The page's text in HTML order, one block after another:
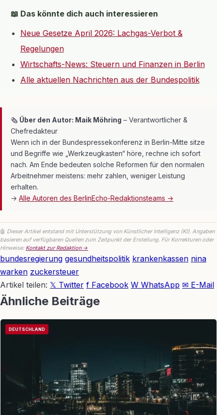
📖 Das könnte dich auch interessieren
Neue Gesetze April 2026: Lachgas-Verbot &
Regelungen
Wirtschafts-News: Steuern und Finanzen in Berlin
Alle aktuellen Nachrichten aus der Bundespolitik
🗞 Über den Autor: Maik Möhring – Verantwortlicher &
Chefredakteur
Wenn ich in der Bundespressekonferenz in Berlin-Mitte sitze
und Begriffe wie „Werkzeugkasten“ höre, rechne ich sofort
nach. Am Ende bedeuten solche Reformen für den normalen
Arbeitnehmer meistens: mehr zahlen, weniger Leistung
erhalten.
→ Alle Autoren des BerlinEcho-Redaktionsteams →
🤖 Dieser Artikel entstand mit Unterstützung von Künstlicher Intelligenz (KI). Angaben
basieren auf verfügbaren Quellen zum Zeitpunkt der Erstellung. Für Korrekturen oder
Hinweise: Kontakt zur Redaktion →
bundesregierung gesundheitspolitik krankenkassen nina
warken zuckersteuer
Artikel teilen: 𝕏 Twitter f Facebook W WhatsApp ✉ E-Mail
Ähnliche Beiträge
DEUTSCHLAND